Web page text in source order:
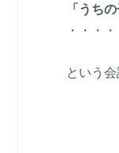
「うち
・・・・
という